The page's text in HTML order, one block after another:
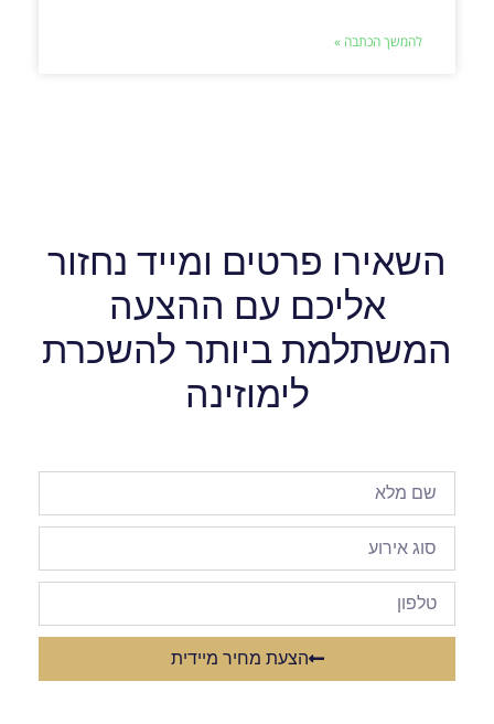
להמשך הכתבה »
השאירו פרטים ומייד נחזור
אליכם עם ההצעה
המשתלמת ביותר להשכרת
לימוזינה
הצעת מחיר מיידית